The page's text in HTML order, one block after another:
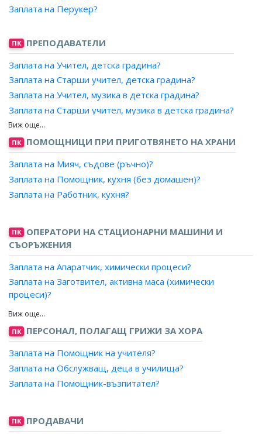
Заплата на Перукер?
ПК ПРЕПОДАВАТЕЛИ
Заплата на Учител, детска градина?
Заплата на Старши учител, детска градина?
Заплата на Учител, музика в детска градина?
Заплата на Старши учител, музика в детска градина?
Заплата на Учител, подготвителна група?
Заплата на Старши учител, подготвителна група?
Заплата на Главен учител, детска градина?
Заплата на Главен учител, музика в детска градина?
Заплата на Главен учител, подготвителна група?
ПК ПОМОЩНИЦИ ПРИ ПРИГОТВЯНЕТО НА ХРАНИ
Заплата на Мияч, съдове (ръчно)?
Заплата на Помощник, кухня (без домашен)?
Заплата на Работник, кухня?
ПК ОПЕРАТОРИ НА СТАЦИОНАРНИ МАШИНИ И
СЪОРЪЖЕНИЯ
Заплата на Апаратчик, химически процеси?
Заплата на Заготвител, активна маса (химически
процеси)?
Заплата на Изготвител, бои/лакове/багрила/ флюсове и
лустра?
Заплата на Лепилоприготвител?
Заплата на Машинен оператор, експандерист?
Заплата на Машинен оператор, изготвител и
разфасовчик на туш?
Заплата на Машинен оператор, мелене (химически и
ПК ПЕРСОНАЛ, ПОЛАГАЩ ГРИЖИ ЗА ХОРА
Заплата на Помощник на учителя?
Заплата на Обслужващ, деца в училища?
Заплата на Помощник-възпитател?
ПК ПРОДАВАЧИ